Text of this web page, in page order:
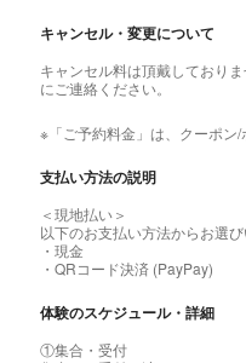
キャンセル・変更について
キャンセル料は頂戴しており
にご連絡ください。
※「ご予約料金」は、クーポン/
支払い方法の説明
＜現地払い＞
以下のお支払い方法からお選び
・現金
・QRコード決済 (PayPay)
体験のスケジュール・詳細
①集合・受付